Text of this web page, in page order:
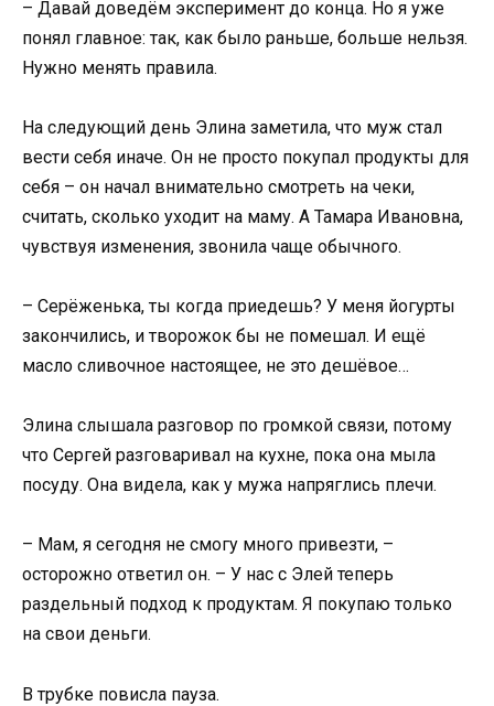
– Давай доведём эксперимент до конца. Но я уже
понял главное: так, как было раньше, больше нельзя.
Нужно менять правила.
На следующий день Элина заметила, что муж стал
вести себя иначе. Он не просто покупал продукты для
себя – он начал внимательно смотреть на чеки,
считать, сколько уходит на маму. А Тамара Ивановна,
чувствуя изменения, звонила чаще обычного.
– Серёженька, ты когда приедешь? У меня йогурты
закончились, и творожок бы не помешал. И ещё
масло сливочное настоящее, не это дешёвое…
Элина слышала разговор по громкой связи, потому
что Сергей разговаривал на кухне, пока она мыла
посуду. Она видела, как у мужа напряглись плечи.
– Мам, я сегодня не смогу много привезти, –
осторожно ответил он. – У нас с Элей теперь
раздельный подход к продуктам. Я покупаю только
на свои деньги.
В трубке повисла пауза.